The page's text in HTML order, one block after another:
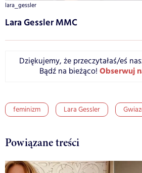
lara_gessler
Lara Gessler MMC
Dziękujemy, że przeczytałaś/eś
Bądź na bieżąco! Obserwuj
feminizm Lara Gessler
Powiązane treści